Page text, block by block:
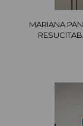
MARIANA